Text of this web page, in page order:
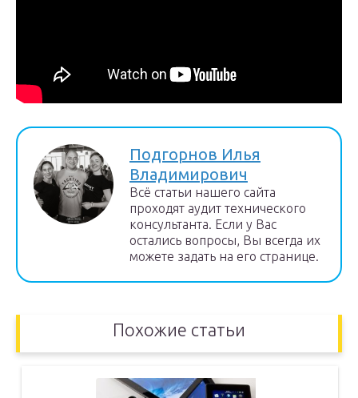
Подгорнов Илья
Владимирович
Всё статьи нашего сайта
проходят аудит технического
консультанта. Если у Вас
остались вопросы, Вы всегда их
можете задать на его странице.
Похожие статьи